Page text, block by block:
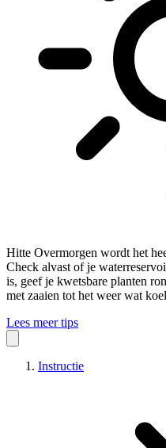
Hitte Overmorgen wordt het
Check alvast of je
is, geef je kwetsbare planten
met zaaien tot het weer wat
Lees meer tips
Instructie